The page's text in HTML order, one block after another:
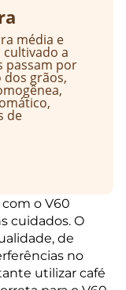
média e
a
passam por
dos grãos,
de
o V60
cuidados. O
de
no
utilizar café